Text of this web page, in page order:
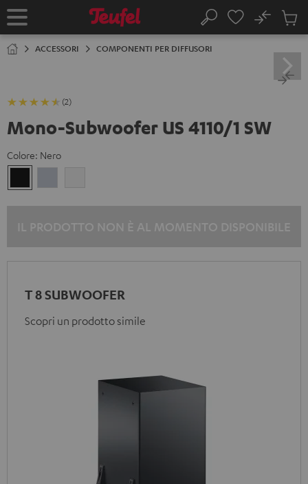
AL
Pagina
Cerca
No
ACCESSORI COMPONENTI PER DIFFUSORI
(2)
Mono-Subwoofer US 4110/1 SW
Colore: Nero
T 8 SUBWOOFER
Scopri un prodotto simile